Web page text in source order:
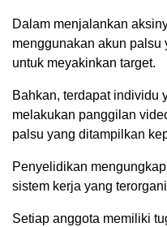
Dalam menjalankan
menggunakan akun
untuk meyakinkan target.
Bahkan, terdapat individu
melakukan panggilan
palsu yang ditampilkan
Penyelidikan
sistem kerja yang
Setiap anggota memiliki